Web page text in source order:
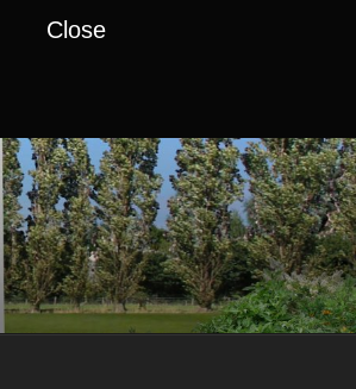
Close